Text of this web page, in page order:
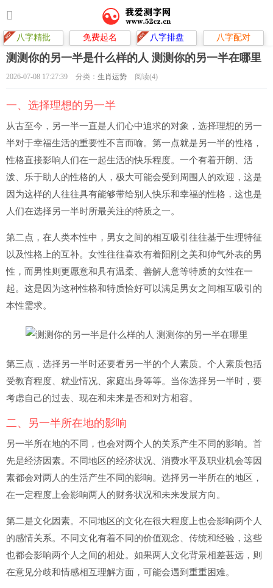
八字精批 免费起名 八字排盘 八字配对
测测你的另一半是什么样的人 测测你的另一半在哪里
2026-07-08 17:27:39 分类： 生肖运势 阅读(4)
一、选择理想的另一半
从古至今，另一半一直是人们心中追求的对象，选择理想的另一
半对于幸福生活的重要性不言而喻。第一点就是另一半的性格，
性格直接影响人们在一起生活的快乐程度。一个有着开朗、活
泼、乐于助人的性格的人，极大可能会受到周围人的欢迎，这是
因为这样的人往往具有能够带给别人快乐和幸福的性格，这也是
人们在选择另一半时所最关注的特质之一。
第二点，在人类本性中，男女之间的相互吸引往往基于生理特征
以及性格上的互补。女性往往喜欢有着阳刚之美和帅气外表的男
性，而男性则更愿意和具有温柔、善解人意等特质的女性在一
起。这是因为这种性格和特质恰好可以满足男女之间相互吸引的
本性需求。
第三点，选择另一半时还要看另一半的个人素质。个人素质包括
受教育程度、就业情况、家庭出身等等。当你选择另一半时，要
考虑自己的过去、现在和未来是否和对方相容。
二、另一半所在地的影响
另一半所在地的不同，也会对两个人的关系产生不同的影响。首
先是经济因素。不同地区的经济状况、消费水平及职业机会等因
素都会对两人的生活产生不同的影响。选择另一半所在的地区，
在一定程度上会影响两人的财务状况和未来发展方向。
第二是文化因素。不同地区的文化在很大程度上也会影响两个人
的感情关系。不同文化有着不同的价值观念、传统和经验，这些
也都会影响两个人之间的相处。如果两人文化背景相差甚远，则
在意见分歧和情感相互理解方面，可能会遇到重重困难。